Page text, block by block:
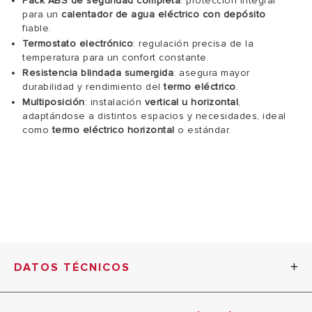
para un calentador de agua eléctrico con depósito
fiable.
Termostato electrónico: regulación precisa de la
temperatura para un confort constante.
Resistencia blindada sumergida: asegura mayor
durabilidad y rendimiento deltermo eléctrico.
Multiposición: instalación vertical u horizontal,
adaptándose a distintos espacios y necesidades, ideal
comotermo eléctrico horizontal o estándar.
DATOS TÉCNICOS